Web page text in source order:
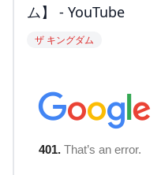
ム】 - YouTube
ザ キングダム